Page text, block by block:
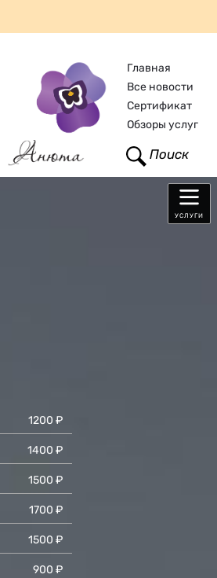
Главная
Все новости
Сертификат
Обзоры услуг
Поиск
УСЛУГИ
1200 ₽
1400 ₽
1500 ₽
1700 ₽
1500 ₽
900 ₽